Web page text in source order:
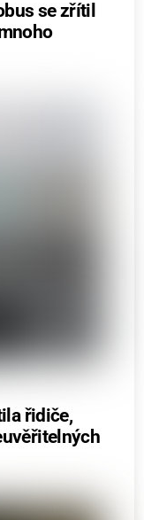
se zřítil
řidiče,